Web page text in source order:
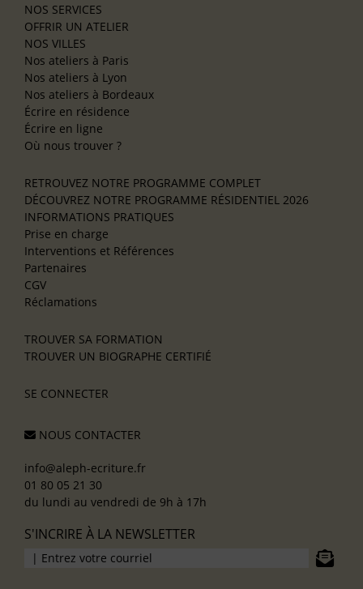
NOS SERVICES
OFFRIR UN ATELIER
NOS VILLES
Nos ateliers à Paris
Nos ateliers à Lyon
Nos ateliers à Bordeaux
Écrire en résidence
Écrire en ligne
Où nous trouver ?
RETROUVEZ NOTRE PROGRAMME COMPLET
DÉCOUVREZ NOTRE PROGRAMME RÉSIDENTIEL 2026
INFORMATIONS PRATIQUES
Prise en charge
Interventions et Références
Partenaires
CGV
Réclamations
TROUVER SA FORMATION
TROUVER UN BIOGRAPHE CERTIFIÉ
SE CONNECTER
NOUS CONTACTER
info@aleph-ecriture.fr
01 80 05 21 30
du lundi au vendredi de 9h à 17h
S'INCRIRE À LA NEWSLETTER